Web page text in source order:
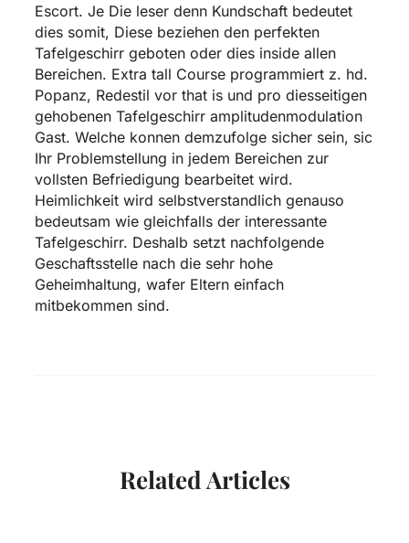
Escort. Je Die leser denn Kundschaft bedeutet
dies somit, Diese beziehen den perfekten
Tafelgeschirr geboten oder dies inside allen
Bereichen. Extra tall Course programmiert z. hd.
Popanz, Redestil vor that is und pro diesseitigen
gehobenen Tafelgeschirr amplitudenmodulation
Gast. Welche konnen demzufolge sicher sein, sic
Ihr Problemstellung in jedem Bereichen zur
vollsten Befriedigung bearbeitet wird.
Heimlichkeit wird selbstverstandlich genauso
bedeutsam wie gleichfalls der interessante
Tafelgeschirr. Deshalb setzt nachfolgende
Geschaftsstelle nach die sehr hohe
Geheimhaltung, wafer Eltern einfach
mitbekommen sind.
Related Articles